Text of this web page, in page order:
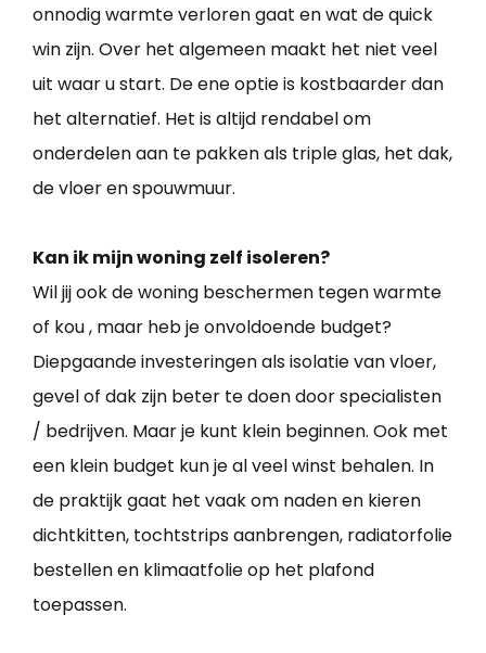
onnodig warmte verloren gaat en wat de quick
win zijn. Over het algemeen maakt het niet veel
uit waar u start. De ene optie is kostbaarder dan
het alternatief. Het is altijd rendabel om
onderdelen aan te pakken als triple glas, het dak,
de vloer en spouwmuur.
Kan ik mijn woning zelf isoleren?
Wil jij ook de woning beschermen tegen warmte
of kou , maar heb je onvoldoende budget?
Diepgaande investeringen als isolatie van vloer,
gevel of dak zijn beter te doen door specialisten
/ bedrijven. Maar je kunt klein beginnen. Ook met
een klein budget kun je al veel winst behalen. In
de praktijk gaat het vaak om naden en kieren
dichtkitten, tochtstrips aanbrengen, radiatorfolie
bestellen en klimaatfolie op het plafond
toepassen.